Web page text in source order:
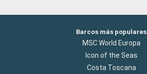
Barcos más populares
MSC World Europa
Icon of the Seas
Costa Toscana